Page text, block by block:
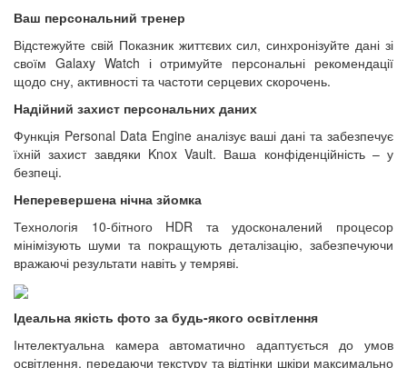
Ваш персональний тренер
Відстежуйте свій Показник життєвих сил, синхронізуйте дані зі
своїм Galaxy Watch і отримуйте персональні рекомендації
щодо сну, активності та частоти серцевих скорочень.
Надійний захист персональних даних
Функція Personal Data Engine аналізує ваші дані та забезпечує
їхній захист завдяки Knox Vault. Ваша конфіденційність – у
безпеці.
Неперевершена нічна зйомка
Технологія 10-бітного HDR та удосконалений процесор
мінімізують шуми та покращують деталізацію, забезпечуючи
вражаючі результати навіть у темряві.
Ідеальна якість фото за будь-якого освітлення
Інтелектуальна камера автоматично адаптується до умов
освітлення, передаючи текстуру та відтінки шкіри максимально